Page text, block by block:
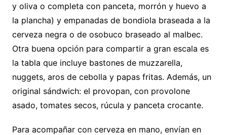
y oliva o completa con panceta, morrón y huevo a
la plancha) y empanadas de bondiola braseada a la
cerveza negra o de osobuco braseado al malbec.
Otra buena opción para compartir a gran escala es
la tabla que incluye bastones de muzzarella,
nuggets, aros de cebolla y papas fritas. Además, un
original sándwich: el provopan, con provolone
asado, tomates secos, rúcula y panceta crocante.
Para acompañar con cerveza en mano, envían en